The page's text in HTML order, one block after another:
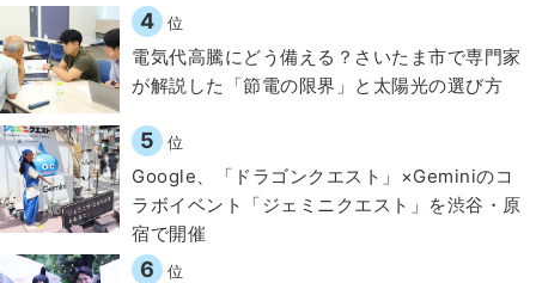
4 位
電気代高騰にどう備える？さいたま市で専門家
が解説した「節電の限界」と太陽光の選び方
5 位
Google、「ドラゴンクエスト」×Geminiのコ
ラボイベント「ジェミニクエスト」を渋谷・原
宿で開催
6 位